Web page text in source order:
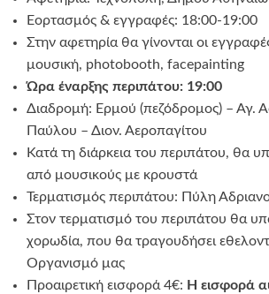
Εορτασμός & εγγραφές: 18:00-19:00
Στην αφετηρία θα γίνονται οι
μουσική, photobooth, facepainting
Ώρα έναρξης περιπάτου: 19:00
Διαδρομή: Ερμού (πεζόδρομος) – Αγ.
Παύλου – Διον. Αεροπαγίτου
Κατά τη διάρκεια του περιπάτου, θα
από μουσικούς με κρουστά
Τερματισμός περιπάτου: Πύλη
Στον τερματισμό του περιπάτου θα
χορωδία, που θα τραγουδήσει
Οργανισμό μας
Προαιρετική εισφορά 4€: Η εισφορά